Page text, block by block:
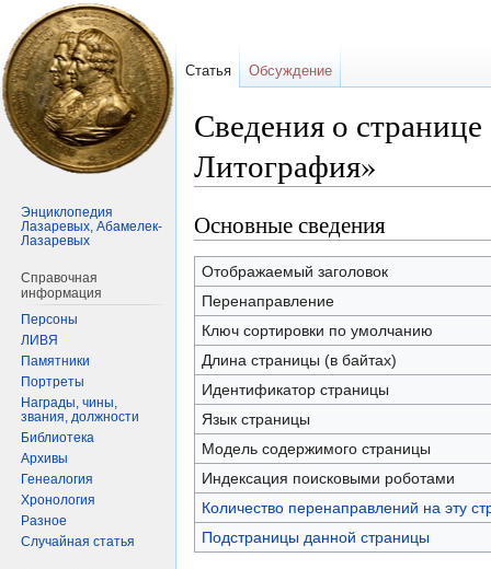
Сведения о
Литография»
Перейти
к
навигации
Перейти
к
поиску
Основные сведения
Отображаемый заголовок
Перенаправление
Ключ сортировки по умолчанию
Длина страницы (в байтах)
Идентификатор страницы
Язык страницы
Модель содержимого страницы
Индексация поисковыми роботами
Количество перенаправлений на эту
Подстраницы данной страницы
Статья Обсуждение
Энциклопедия
Лазаревых, Абамелек-
Лазаревых
Справочная
информация
Персоны
ЛИВЯ
Памятники
Портреты
Награды, чины,
звания, должности
Библиотека
Архивы
Генеалогия
Хронология
Разное
Случайная статья